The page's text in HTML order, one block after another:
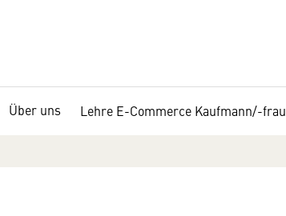
Über uns Lehre E-Commerce Kaufmann/-frau